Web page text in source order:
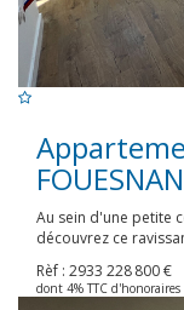
Au sein d'une petite
découvrez ce
Rèf : 2933 228 800 €
dont 4% TTC d'honoraires